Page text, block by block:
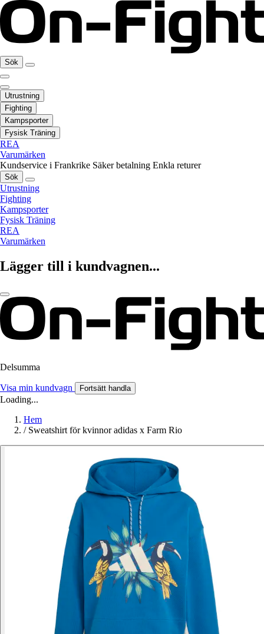
Sök
Utrustning
Fighting
Kampsporter
Fysisk Träning
REA
Varumärken
Kundservice i Frankrike Säker betalning Enkla returer
Sök
Utrustning
Fighting
Kampsporter
Fysisk Träning
REA
Varumärken
Lägger till i kundvagnen...
Delsumma
Visa min kundvagn Fortsätt handla
Loading...
Hem
/ Sweatshirt för kvinnor adidas x Farm Rio